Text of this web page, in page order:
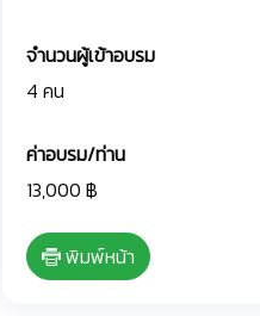
จำนวนผู้เข้าอบรม
4 คน
ค่าอบรม/ท่าน
13,000 ฿
พิมพ์หน้า